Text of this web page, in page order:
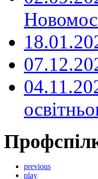
previous
play